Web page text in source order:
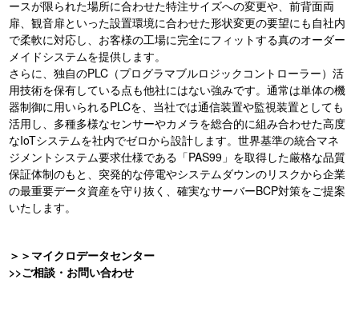
ースが限られた場所に合わせた特注サイズへの変更や、前背面両
扉、観音扉といった設置環境に合わせた形状変更の要望にも自社内
で柔軟に対応し、お客様の工場に完全にフィットする真のオーダー
メイドシステムを提供します。
さらに、独自のPLC（プログラマブルロジックコントローラー）活
用技術を保有している点も他社にはない強みです。通常は単体の機
器制御に用いられるPLCを、当社では通信装置や監視装置としても
活用し、多種多様なセンサーやカメラを総合的に組み合わせた高度
なIoTシステムを社内でゼロから設計します。世界基準の統合マネ
ジメントシステム要求仕様である「PAS99」を取得した厳格な品質
保証体制のもと
、突発的な停電やシステムダウンのリスクから企業
の最重要データ資産を守り抜く、確実なサーバーBCP対策をご提案
いたします。
＞＞マイクロデータセンター
>>ご相談・お問い合わせ